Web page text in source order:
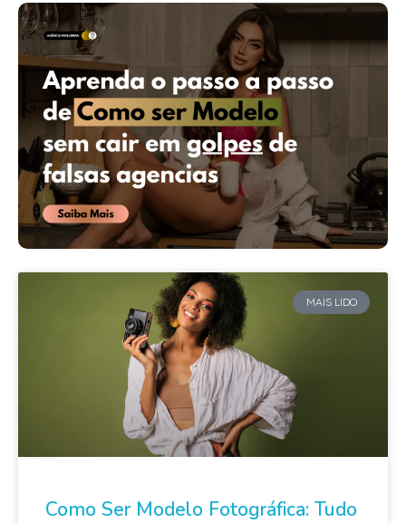
MAIS LIDO
Como Ser Modelo Fotográfica: Tudo